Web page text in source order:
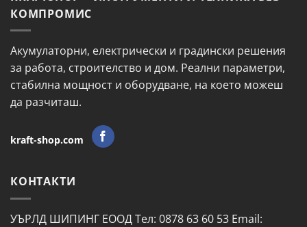
КОМПРОМИС
Акумулаторни, електрически и градински решения
за работа, строителство и дом. Реални параметри,
стабилна мощност и оборудване, на което можеш
да разчиташ.
kraft-shop.com
КОНТАКТИ
УЪРЛД ШИПИНГ ЕООД Тел: 0878 63 60 53 Email: